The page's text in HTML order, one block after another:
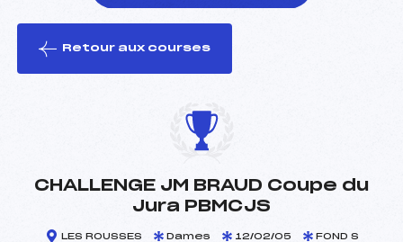
le ski
Retour aux courses
CHALLENGE JM BRAUD Coupe du
Jura PBMCJS
LES ROUSSES Dames 12/02/05 FOND S